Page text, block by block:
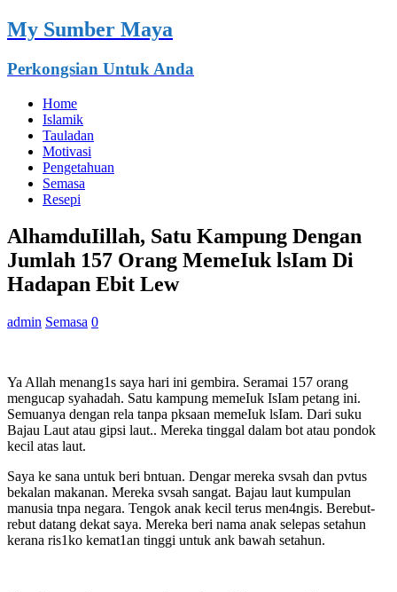
My Sumber Maya
Perkongsian Untuk Anda
Home
Islamik
Tauladan
Motivasi
Pengetahuan
Semasa
Resepi
AlhamduIillah, Satu Kampung Dengan
Jumlah 157 Orang MemeIuk lsIam Di
Hadapan Ebit Lew
admin Semasa 0
Ya Allah menang1s saya hari ini gembira. Seramai 157 orang
mengucap syahadah. Satu kampung memeIuk IsIam petang ini.
Semuanya dengan rela tanpa pksaan memeIuk lsIam. Dari suku
Bajau Laut atau gipsi laut.. Mereka tinggal dalam bot atau pondok
kecil atas laut.
Saya ke sana untuk beri bntuan. Dengar mereka svsah dan pvtus
bekalan makanan. Mereka svsah sangat. Bajau laut kumpulan
manusia tnpa negara. Tengok anak kecil terus men4ngis. Berebut-
rebut datang dekat saya. Mereka beri nama anak selepas setahun
kerana ris1ko kemat1an tinggi untuk ank bawah setahun.